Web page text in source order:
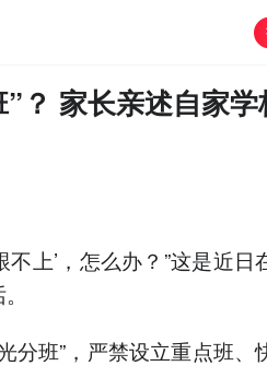
？ 家长亲述自家
不上’，怎么办？”这是近日
班”，严禁设立重点班、